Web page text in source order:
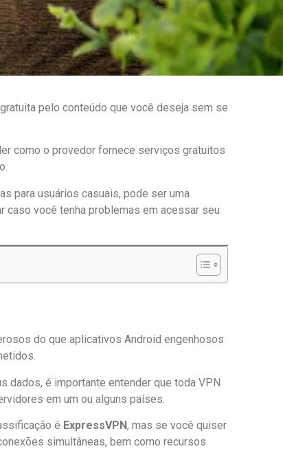
pelo conteúdo que você deseja sem se
como o provedor fornece serviços gratuitos
para usuários casuais, pode ser uma
você tenha problemas em acessar seu
do que aplicativos Android engenhosos
dados, é importante entender que toda VPN
em um ou alguns países.
é ExpressVPN, mas se você quiser
simultâneas, bem como recursos